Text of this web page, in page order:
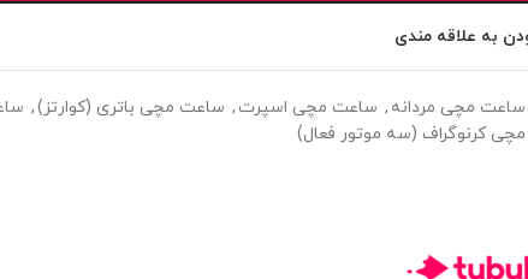
به علاقه مندی
ساعت مچی مردانه , ساعت مچی اسپرت , ساعت مچی باتری (کوارتز),
کرنوگراف (سه موتور فعال)